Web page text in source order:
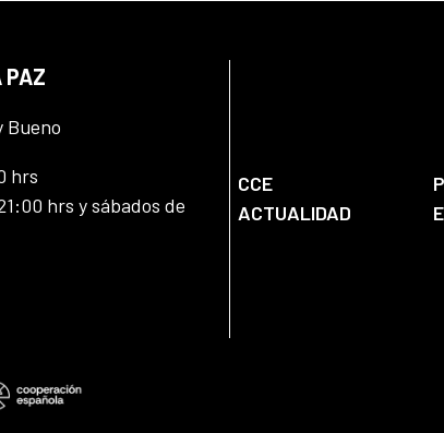
PAZ
Bueno
hrs
hrs y sábados de
CCE
ACTUALIDAD